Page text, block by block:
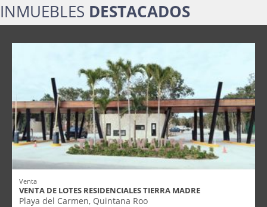
INMUEBLES DESTACADOS
Venta
VENTA DE LOTES RESIDENCIALES TIERRA MADRE
Playa del Carmen, Quintana Roo